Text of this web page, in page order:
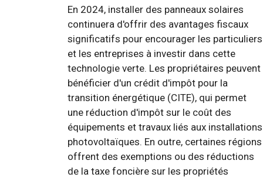
En 2024, installer des panneaux solaires
continuera d'offrir des avantages fiscaux
significatifs pour encourager les particuliers
et les entreprises à investir dans cette
technologie verte. Les propriétaires peuvent
bénéficier d'un crédit d'impôt pour la
transition énergétique (CITE), qui permet
une réduction d'impôt sur le coût des
équipements et travaux liés aux installations
photovoltaïques. En outre, certaines régions
offrent des exemptions ou des réductions
de la taxe foncière sur les propriétés